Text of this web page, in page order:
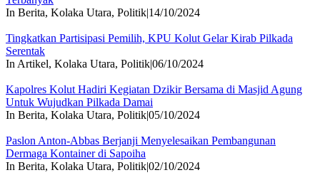
In Berita, Kolaka Utara, Politik|14/10/2024
Tingkatkan Partisipasi Pemilih, KPU Kolut Gelar Kirab Pilkada
Serentak
In Artikel, Kolaka Utara, Politik|06/10/2024
Kapolres Kolut Hadiri Kegiatan Dzikir Bersama di Masjid Agung
Untuk Wujudkan Pilkada Damai
In Berita, Kolaka Utara, Politik|05/10/2024
Paslon Anton-Abbas Berjanji Menyelesaikan Pembangunan
Dermaga Kontainer di Sapoiha
In Berita, Kolaka Utara, Politik|02/10/2024